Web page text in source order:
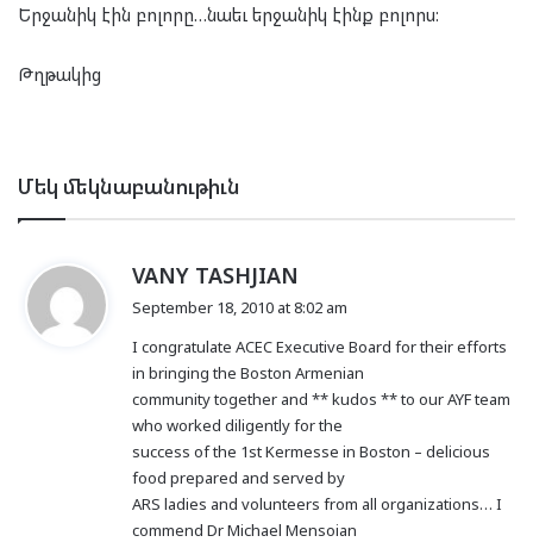
Երջանիկ էին բոլորը…նաեւ երջանիկ էինք բոլորս:
Թղթակից
Մեկ մեկնաբանութիւն
VANY TASHJIAN
s
:
September 18, 2010 at 8:02 am
I congratulate ACEC Executive Board for their efforts
in bringing the Boston Armenian
community together and ** kudos ** to our AYF team
who worked diligently for the
success of the 1st Kermesse in Boston – delicious
food prepared and served by
ARS ladies and volunteers from all organizations… I
commend Dr Michael Mensoian